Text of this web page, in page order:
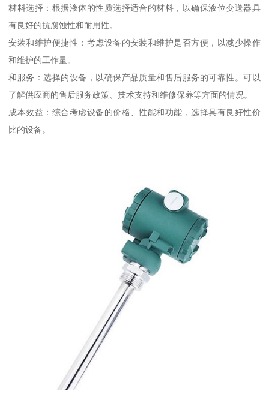
材料选择：根据液体的性质选择适合的材料，以确保液位变送器具
有良好的抗腐蚀性和耐用性。
安装和维护便捷性：考虑设备的安装和维护是否方便，以减少操作
和维护的工作量。
和服务：选择的设备，以确保产品质量和售后服务的可靠性。可以
了解供应商的售后服务政策、技术支持和维修保养等方面的情况。
成本效益：综合考虑设备的价格、性能和功能，选择具有良好性价
比的设备。